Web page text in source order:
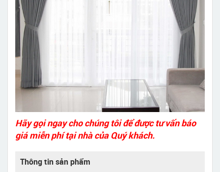
Hãy gọi ngay cho chúng tôi để được tư vấn báo
giá miễn phí tại nhà của Quý khách.
Thông tin sản phẩm